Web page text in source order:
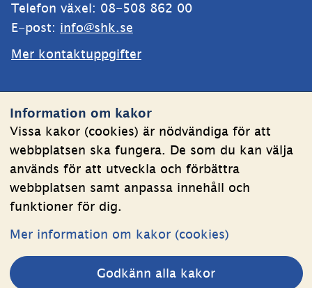
Information om kakor
Vissa kakor (cookies) är nödvändiga för att
webbplatsen ska fungera. De som du kan välja
används för att utveckla och förbättra
webbplatsen samt anpassa innehåll och
funktioner för dig.
Mer information om kakor (cookies)
Godkänn alla kakor
Telefon växel: 08-508 862 00
E-post: info@shk.se
Mer kontaktuppgifter
Om kakor
Behandling av personuppgifter
Tillgänglighetsredogörelse
Följ oss
LinkedIn
(länk